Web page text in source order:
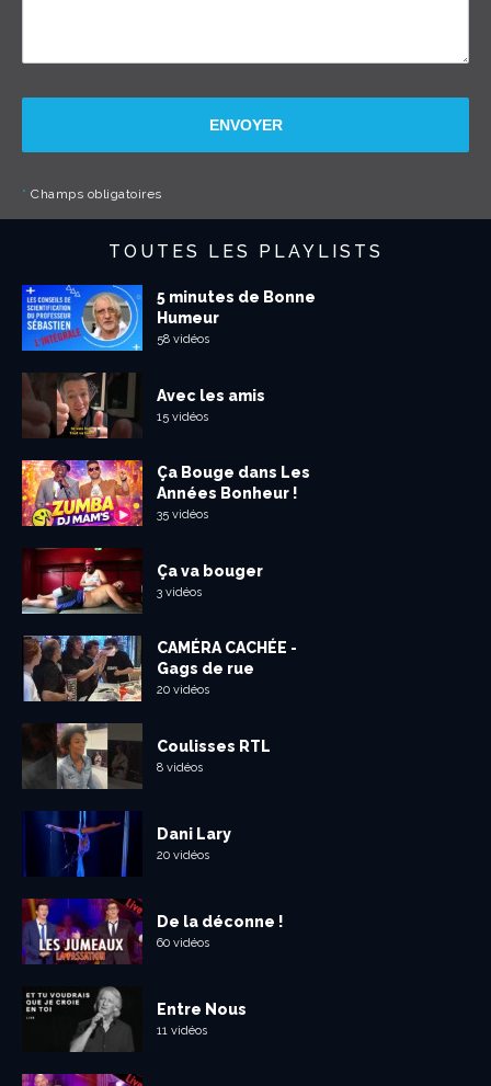
ENVOYER
* Champs obligatoires
TOUTES LES PLAYLISTS
5 minutes de Bonne
Humeur
58 vidéos
Avec les amis
15 vidéos
Ça Bouge dans Les
Années Bonheur !
35 vidéos
Ça va bouger
3 vidéos
CAMÉRA CACHÉE -
Gags de rue
20 vidéos
Coulisses RTL
8 vidéos
Dani Lary
20 vidéos
De la déconne !
60 vidéos
Entre Nous
11 vidéos